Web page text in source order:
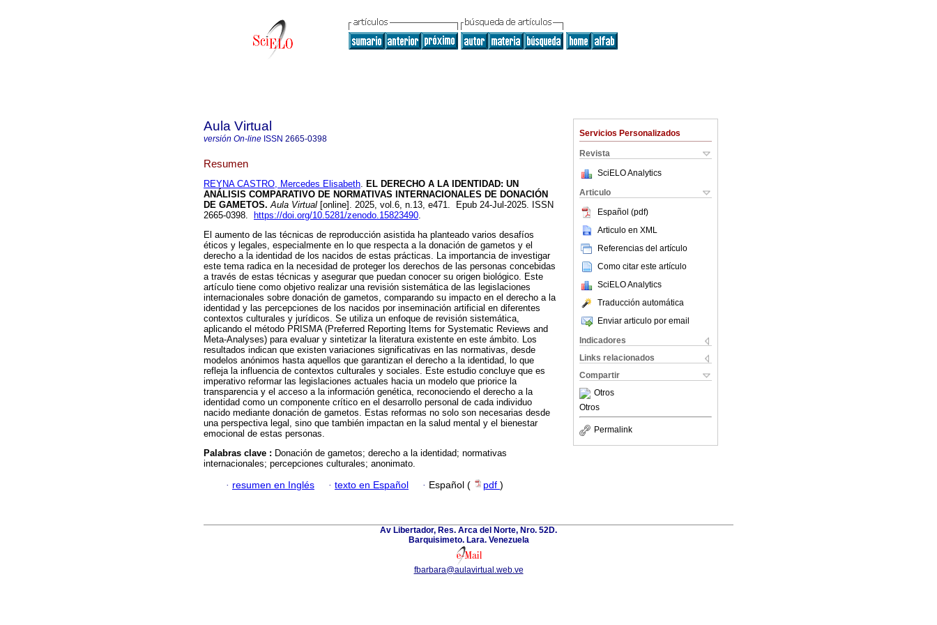
Servicios Personalizados
Revista
SciELO Analytics
Articulo
Español (pdf)
Articulo en XML
Referencias del artículo
Como citar este artículo
SciELO Analytics
Traducción automática
Enviar articulo por email
Indicadores
Links relacionados
Compartir
Otros
Otros
Permalink
Aula Virtual
versión On-line ISSN 2665-0398
Resumen
REYNA CASTRO, Mercedes Elisabeth. EL DERECHO A LA IDENTIDAD: UN
ANÁLISIS COMPARATIVO DE NORMATIVAS INTERNACIONALES DE DONACIÓN
DE GAMETOS. Aula Virtual [online]. 2025, vol.6, n.13, e471. Epub 24-Jul-2025. ISSN
2665-0398.
https://doi.org/10.5281/zenodo.15823490.
El aumento de las técnicas de reproducción asistida ha planteado varios desafíos
éticos y legales, especialmente en lo que respecta a la donación de gametos y el
derecho a la identidad de los nacidos de estas prácticas. La importancia de investigar
este tema radica en la necesidad de proteger los derechos de las personas concebidas
a través de estas técnicas y asegurar que puedan conocer su origen biológico. Este
artículo tiene como objetivo realizar una revisión sistemática de las legislaciones
internacionales sobre donación de gametos, comparando su impacto en el derecho a la
identidad y las percepciones de los nacidos por inseminación artificial en diferentes
contextos culturales y jurídicos. Se utiliza un enfoque de revisión sistemática,
aplicando el método PRISMA (Preferred Reporting Items for Systematic Reviews and
Meta-Analyses) para evaluar y sintetizar la literatura existente en este ámbito. Los
resultados indican que existen variaciones significativas en las normativas, desde
modelos anónimos hasta aquellos que garantizan el derecho a la identidad, lo que
refleja la influencia de contextos culturales y sociales. Este estudio concluye que es
imperativo reformar las legislaciones actuales hacia un modelo que priorice la
transparencia y el acceso a la información genética, reconociendo el derecho a la
identidad como un componente crítico en el desarrollo personal de cada individuo
nacido mediante donación de gametos. Estas reformas no solo son necesarias desde
una perspectiva legal, sino que también impactan en la salud mental y el bienestar
emocional de estas personas.
Palabras clave : Donación de gametos; derecho a la identidad; normativas
internacionales; percepciones culturales; anonimato.
· resumen en Inglés · texto en Español · Español ( pdf )
Av Libertador, Res. Arca del Norte, Nro. 52D.
Barquisimeto. Lara. Venezuela
fbarbara@aulavirtual.web.ve